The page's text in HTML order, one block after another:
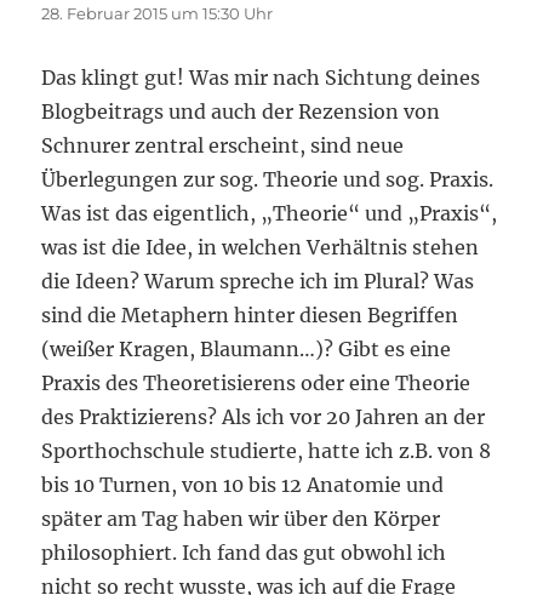
28. Februar 2015 um 15:30 Uhr
Das klingt gut! Was mir nach Sichtung deines
Blogbeitrags und auch der Rezension von
Schnurer zentral erscheint, sind neue
Überlegungen zur sog. Theorie und sog. Praxis.
Was ist das eigentlich, „Theorie“ und „Praxis“,
was ist die Idee, in welchen Verhältnis stehen
die Ideen? Warum spreche ich im Plural? Was
sind die Metaphern hinter diesen Begriffen
(weißer Kragen, Blaumann…)? Gibt es eine
Praxis des Theoretisierens oder eine Theorie
des Praktizierens? Als ich vor 20 Jahren an der
Sporthochschule studierte, hatte ich z.B. von 8
bis 10 Turnen, von 10 bis 12 Anatomie und
später am Tag haben wir über den Körper
philosophiert. Ich fand das gut obwohl ich
nicht so recht wusste, was ich auf die Frage